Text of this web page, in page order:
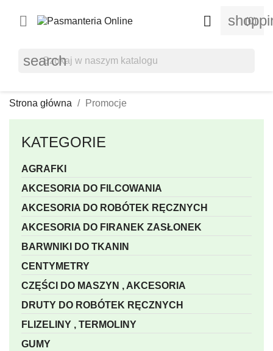
 (0)

search
Strona główna Promocje
KATEGORIE
AGRAFKI
AKCESORIA DO FILCOWANIA
AKCESORIA DO ROBÓTEK RĘCZNYCH
AKCESORIA DO FIRANEK ZASŁONEK
BARWNIKI DO TKANIN
CENTYMETRY
CZĘŚCI DO MASZYN , AKCESORIA
DRUTY DO ROBÓTEK RĘCZNYCH
FLIZELINY , TERMOLINY
GUMY